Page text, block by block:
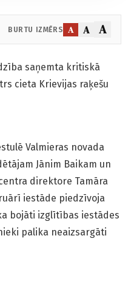
BURTU IZMĒRS A A A
saņemta kritiskā
cieta Krievijas raķešu
Valmieras novada
Jānim Baikam un
direktore Tamāra
iestāde piedzīvoja
bojāti izglītības iestādes
palika neaizsargāti